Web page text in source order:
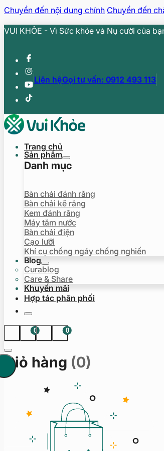
Chuyển đến nội dung chính Chuyển đến
VUI KHỎE - Vì Sức khỏe và Nụ cười của
Liên hệGọi tư vấn: 0912 493 113
Trang chủ
Sản phẩm
Danh mục
Bàn chải đánh răng
Bàn chải kẽ răng
Kem đánh răng
Máy tăm nước
Bàn chải điện
Cạo lưỡi
Khí cụ chống ngáy chống nghiến
Blog
Curablog
Care & Share
Khuyến mãi
Hợp tác phân phối
0 0
Giỏ hàng (0)